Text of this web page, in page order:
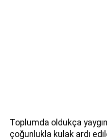
Toplumda oldukça
çoğunlukla kulak ardı